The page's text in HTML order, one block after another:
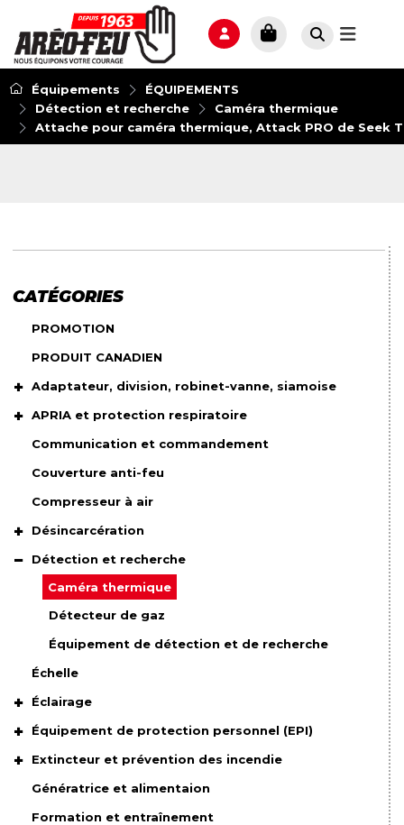
Équipements
ÉQUIPEMENTS
Détection et recherche
Caméra thermique
Attache pour caméra thermique, Attack PRO de Seek
CATÉGORIES
PROMOTION
PRODUIT CANADIEN
Adaptateur, division, robinet-vanne, siamoise
APRIA et protection respiratoire
Communication et commandement
Couverture anti-feu
Compresseur à air
Désincarcération
Détection et recherche
Caméra thermique
Détecteur de gaz
Équipement de détection et de recherche
Échelle
Éclairage
Équipement de protection personnel (EPI)
Extincteur et prévention des incendie
Génératrice et alimentaion
Formation et entraînement